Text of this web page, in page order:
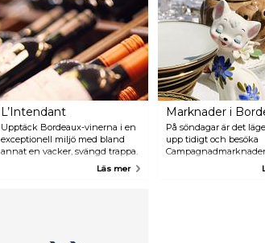
L’Intendant
Upptäck Bordeaux-vinerna i en
exceptionell miljö med bland
annat en vacker, svängd trappa.
Läs mer
Marknader i
På söndagar är det
upp tidigt och besöka
ligger vid